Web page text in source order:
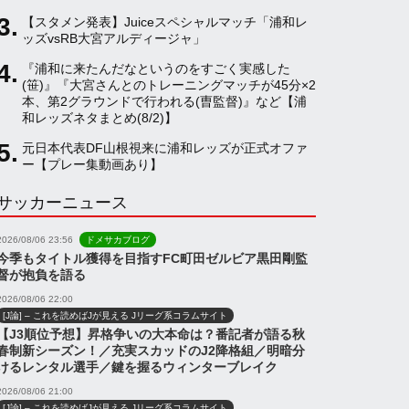
n
n
l
【スタメン発表】Juiceスペシャルマッチ「浦和レ
ッズvsRB大宮アルディージャ」
『浦和に来たんだなというのをすごく実感した
(笹)』『大宮さんとのトレーニングマッチが45分×2
本、第2グラウンドで行われる(曺監督)』など【浦
和レッズネタまとめ(8/2)】
元日本代表DF山根視来に浦和レッズが正式オファ
ー【プレー集動画あり】
ッカーニュース
08/06 23:56 ドメサカブログ
季もタイトル獲得を目指すFC町田ゼルビア黒田剛監
が抱負を語る
08/06 22:00
[J論] – これを読めばJが見える Jリーグ系コラムサイト
J3順位予想】昇格争いの大本命は？番記者が語る秋
制新シーズン！／充実スカッドのJ2降格組／明暗分
るレンタル選手／鍵を握るウィンターブレイク
08/06 21:00